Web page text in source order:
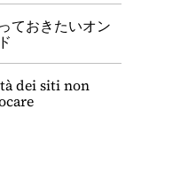
ておきたいオン
dei siti non